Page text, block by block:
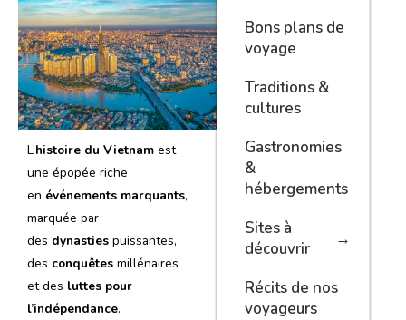
L’histoire du Vietnam est
une épopée riche
en événements marquants,
marquée par
des dynasties puissantes,
des conquêtes millénaires
et des luttes pour
l’indépendance.
Bons plans de
voyage
Traditions &
cultures
Gastronomies
&
hébergements
Sites à
découvrir
Récits de nos
voyageurs